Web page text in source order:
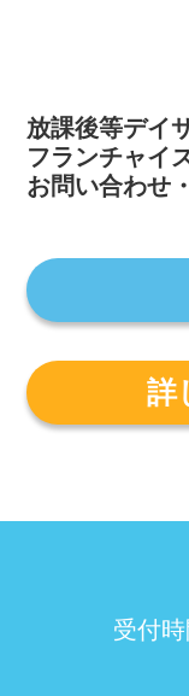
放課後等デイ
フランチャイ
お問い合わせ
詳
受付